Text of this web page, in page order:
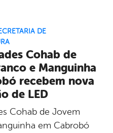
DE
Cohab de
e Manguinha
recebem nova
de LED
Cohab de Jovem
em Cabrobó